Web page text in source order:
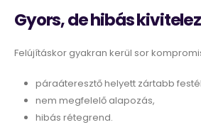
Gyors, de hibás
Felújításkor gyakran kerül sor
páraáteresztő helyett zártabb
nem megfelelő alapozás,
hibás rétegrend.